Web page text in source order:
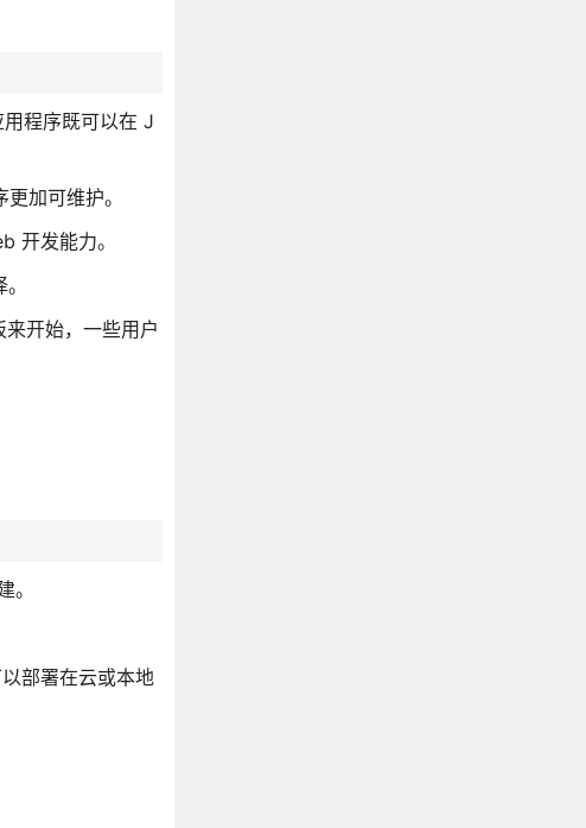
程序既可以在 J
加可维护。
开发能力。
开始，一些用户
部署在云或本地